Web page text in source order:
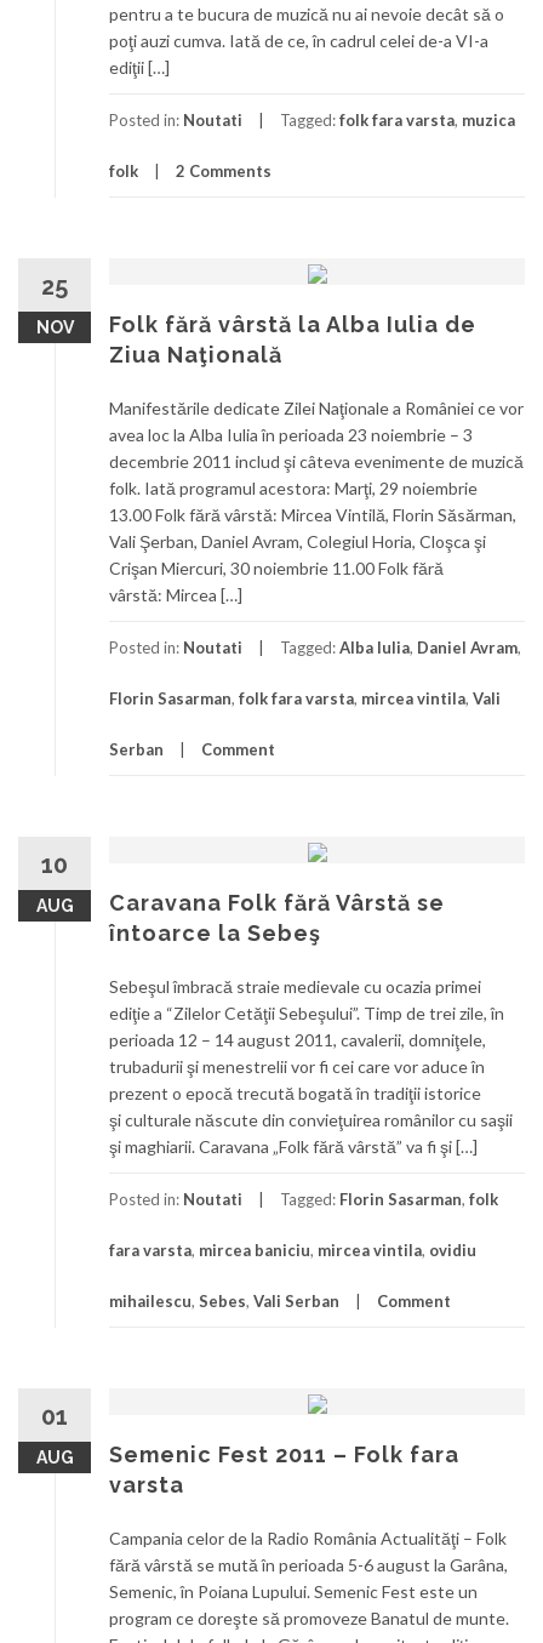
pentru a te bucura de muzică nu ai nevoie decât să o
poţi auzi cumva. Iată de ce, în cadrul celei de-a VI-a
ediţii […]
Posted in: Noutati Tagged:folk fara varsta, muzica
folk 2 Comments
25
NOV
Folk fără vârstă la Alba Iulia de
Ziua Naţională
Manifestările dedicate Zilei Naţionale a României ce vor
avea loc la Alba Iulia în perioada 23 noiembrie – 3
decembrie 2011 includ şi câteva evenimente de muzică
folk. Iată programul acestora: Marţi, 29 noiembrie
13.00 Folk fără vârstă: Mircea Vintilă, Florin Săsărman,
Vali Şerban, Daniel Avram, Colegiul Horia, Cloşca şi
Crişan Miercuri, 30 noiembrie 11.00 Folk fără
vârstă: Mircea […]
Posted in: Noutati Tagged:Alba Iulia, Daniel Avram,
Florin Sasarman, folk fara varsta, mircea vintila, Vali
Serban Comment
10
AUG
Caravana Folk fără Vârstă se
întoarce la Sebeş
Sebeşul îmbracă straie medievale cu ocazia primei
ediţie a “Zilelor Cetăţii Sebeşului”. Timp de trei zile, în
perioada 12 – 14 august 2011, cavalerii, domniţele,
trubadurii şi menestrelii vor fi cei care vor aduce în
prezent o epocă trecută bogată în tradiţii istorice
şi culturale născute din convieţuirea românilor cu saşii
şi maghiarii. Caravana „Folk fără vârstă” va fi şi […]
Posted in: Noutati Tagged: Florin Sasarman, folk
fara varsta, mircea baniciu, mircea vintila, ovidiu
mihailescu, Sebes, Vali Serban Comment
01
AUG
Semenic Fest 2011 – Folk fara
varsta
Campania celor de la Radio România Actualităţi – Folk
fără vârstă se mută în perioada 5-6 august la Garâna,
Semenic, în Poiana Lupului. Semenic Fest este un
program ce doreşte să promoveze Banatul de munte.